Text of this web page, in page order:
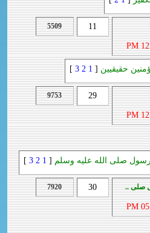
11
5509
حقيقيين [
1
2
3
]
29
9753
صلى الله عليه وسلم [
1
2
3
]
صلى .. 30
7920